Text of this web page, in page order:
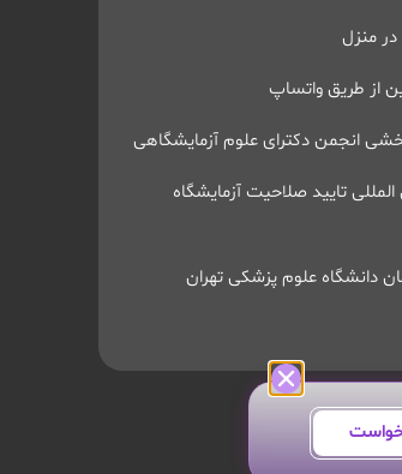
منزل
از طریق واتساپ
انجمن دکترای علوم آزمایشگاهی
المللی تایید صلاحیت آزمایشگاه
دانشگاه علوم پزشکی تهران